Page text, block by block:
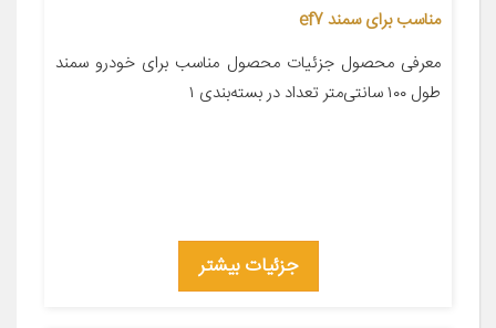
مناسب برای سمند ef7
معرفی محصول جزئیات محصول مناسب برای خودرو سمند
طول ۱۰۰ سانتی‌متر تعداد در بسته‌بندی ۱
جزئیات بیشتر